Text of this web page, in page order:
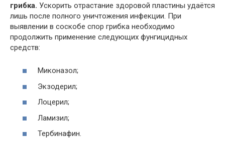
грибка. Ускорить отрастание здоровой пластины удаётся
лишь после полного уничтожения инфекции. При
выявлении в соскобе спор грибка необходимо
продолжить применение следующих фунгицидных
средств:
Миконазол;
Экзодерил;
Лоцерил;
Ламизил;
Тербинафин.